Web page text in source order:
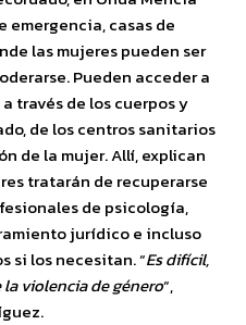
emergencia, casas de
las mujeres pueden ser
Pueden acceder a
través de los cuerpos y
de los centros sanitarios
de la mujer. Allí, explican
tratarán de recuperarse
de psicología,
jurídico e incluso
si los necesitan. “Es difícil,
violencia de género“,